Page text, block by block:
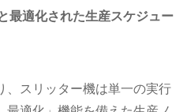
最適化された生産スケジュー
、スリッター機は単一の実行